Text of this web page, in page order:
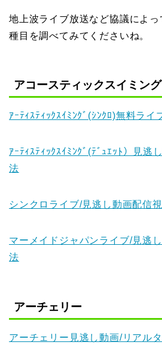
地上波ライブ放送など協議によ
種目を調べてみてくださいね。
アコースティックスイミング
ｱｰﾃｨｽﾃｨｯｸｽｲﾐﾝｸﾞ(ｼﾝｸﾛ)無料ライ
ｱｰﾃｨｽﾃｨｯｸｽｲﾐﾝｸﾞ(ﾃﾞｭｴｯﾄ）見逃
法
シンクロライブ/見逃し動画配信
マーメイドジャパンライブ/見逃
法
アーチェリー
アーチェリー見逃し動画/リアル